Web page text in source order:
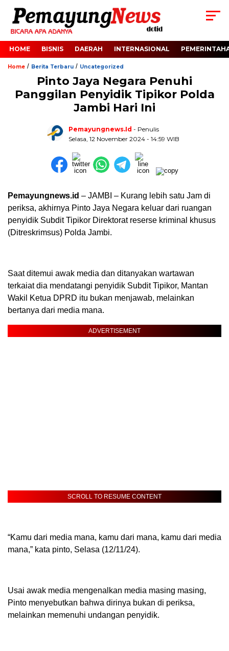
HOME BISNIS DAERAH INTERNASIONAL
Home / Berita Terbaru / Uncategorized
Pinto Jaya Negara Penuhi
Panggilan Penyidik Tipikor Polda
Jambi Hari Ini
Pemayungnews.id - Penulis
Selasa, 12 November 2024 - 14:59 WIB
Pemayungnews.id – JAMBI – Kurang lebih satu Jam di
periksa, akhirnya Pinto Jaya Negara keluar dari ruangan
penyidik Subdit Tipikor Direktorat reserse kriminal khusus
(Ditreskrimsus) Polda Jambi.
Saat ditemui awak media dan ditanyakan wartawan
terkaiat dia mendatangi penyidik Subdit Tipikor, Mantan
Wakil Ketua DPRD itu bukan menjawab, melainkan
bertanya dari media mana.
ADVERTISEMENT
SCROLL TO RESUME CONTENT
“Kamu dari media mana, kamu dari mana, kamu dari media
mana,” kata pinto, Selasa (12/11/24).
Usai awak media mengenalkan media masing masing,
Pinto menyebutkan bahwa dirinya bukan di periksa,
melainkan memenuhi undangan penyidik.